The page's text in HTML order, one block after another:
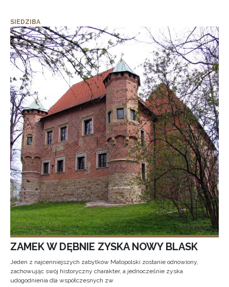
SIEDZIBA
ZAMEK W DĘBNIE ZYSKA NOWY BLASK
Jeden z najcenniejszych zabytków Małopolski zostanie odnowiony,
zachowując swój historyczny charakter, a jednocześnie zyska
udogodnienia dla współczesnych zw